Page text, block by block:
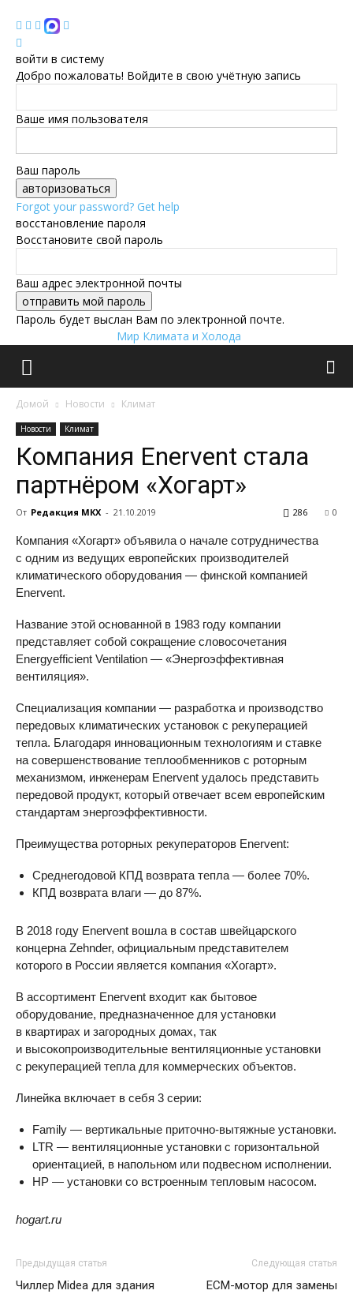
войти в систему
Добро пожаловать! Войдите в свою учётную запись
Ваше имя пользователя
Ваш пароль
Forgot your password? Get help
восстановление пароля
Восстановите свой пароль
Ваш адрес электронной почты
Пароль будет выслан Вам по электронной почте.
Мир Климата и Холода
Домой Новости Климат
Новости Климат
Компания Enervent стала
партнёром «Хогарт»
От Редакция МКХ - 21.10.2019 0
286
Компания «Хогарт» объявила о начале сотрудничества
с одним из ведущих европейских производителей
климатического оборудования — финской компанией
Enervent.
Название этой основанной в 1983 году компании
представляет собой сокращение словосочетания
Energyefficient Ventilation — «Энергоэффективная
вентиляция».
Специализация компании — разработка и производство
передовых климатических установок с рекуперацией
тепла. Благодаря инновационным технологиям и ставке
на совершенствование теплообменников с роторным
механизмом, инженерам Enervent удалось представить
передовой продукт, который отвечает всем европейским
стандартам энергоэффективности.
Преимущества роторных рекуператоров Enervent:
Среднегодовой КПД возврата тепла — более 70%.
КПД возврата влаги — до 87%.
В 2018 году Enervent вошла в состав швейцарского
концерна Zehnder, официальным представителем
которого в России является компания «Хогарт».
В ассортимент Enervent входит как бытовое
оборудование, предназначенное для установки
в квартирах и загородных домах, так
и высокопроизводительные вентиляционные установки
с рекуперацией тепла для коммерческих объектов.
Линейка включает в себя 3 серии:
Family — вертикальные приточно-вытяжные установки.
LTR — вентиляционные установки с горизонтальной
ориентацией, в напольном или подвесном исполнении.
HP — установки со встроенным тепловым насосом.
hogart.ru
Предыдущая статья
Чиллер Midea для здания
Следующая статья
ECM-мотор для замены